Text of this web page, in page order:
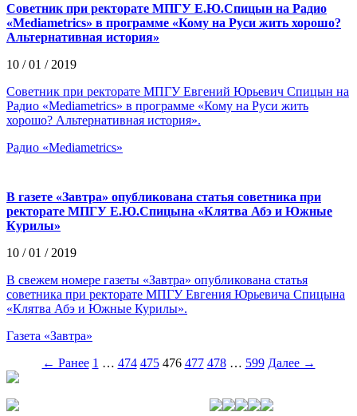
Советник при ректорате МПГУ Е.Ю.Спицын на Радио
«Mediametrics» в программе «Кому на Руси жить хорошо?
Альтернативная история»
10 / 01 / 2019
Советник при ректорате МПГУ Евгений Юрьевич Спицын на
Радио «Mediametrics» в программе «Кому на Руси жить
хорошо? Альтернативная история».
Радио «Mediametrics»
В газете «Завтра» опубликована статья советника при
ректорате МПГУ Е.Ю.Спицына «Клятва Абэ и Южные
Курилы»
10 / 01 / 2019
В свежем номере газеты «Завтра» опубликована статья
советника при ректорате МПГУ Евгения Юрьевича Спицына
«Клятва Абэ и Южные Курилы».
Газета «Завтра»
← Ранее 1 … 474 475 476 477 478 … 599 Далее →